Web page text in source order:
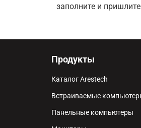
заполните и
Продукты
Каталог Arestech
Встраиваемые
Панельные компьютеры